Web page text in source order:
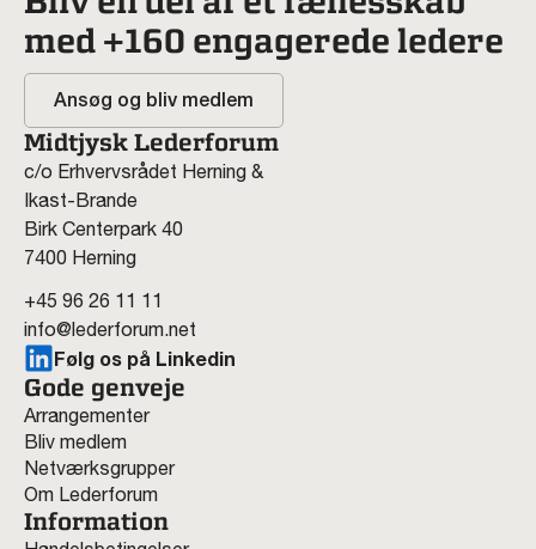
med +160 engagerede ledere
Ansøg og bliv medlem
Midtjysk Lederforum
c/o Erhvervsrådet Herning &
Ikast-Brande
Birk Centerpark 40
7400 Herning
+45 96 26 11 11
info@lederforum.net
Følg os på Linkedin
Gode genveje
Arrangementer
Bliv medlem
Netværksgrupper
Om Lederforum
Information